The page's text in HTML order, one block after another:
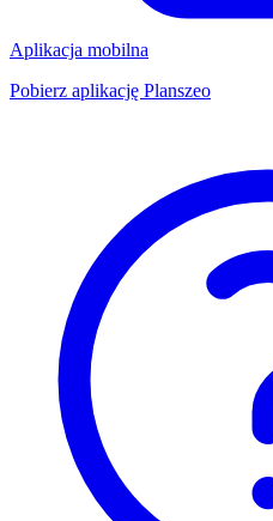
Aplikacja mobilna
Pobierz aplikację Planszeo